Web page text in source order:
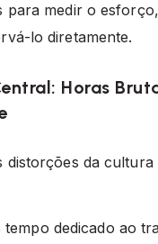
para medir o
lo diretamente.
Horas
distorções da
tempo dedicado ao